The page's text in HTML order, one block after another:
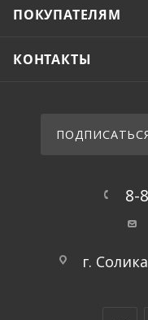
ПОКУПАТЕЛЯМ
КОНТАКТЫ
8-
г.